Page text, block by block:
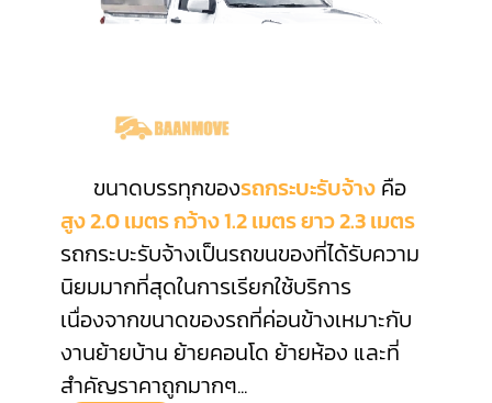
ขนาดบรรทุกของรถกระบะรับจ้างคือ
สูง 2.0 เมตร กว้าง 1.2 เมตร ยาว 2.3 เมตร
รถกระบะรับจ้างเป็นรถขนของที่ได้รับความ
นิยมมากที่สุดในการเรียกใช้บริการ
เนื่องจากขนาดของรถที่ค่อนข้างเหมาะกับ
งานย้ายบ้าน ย้ายคอนโด ย้ายห้อง และที่
สำคัญราคาถูกมากๆ...